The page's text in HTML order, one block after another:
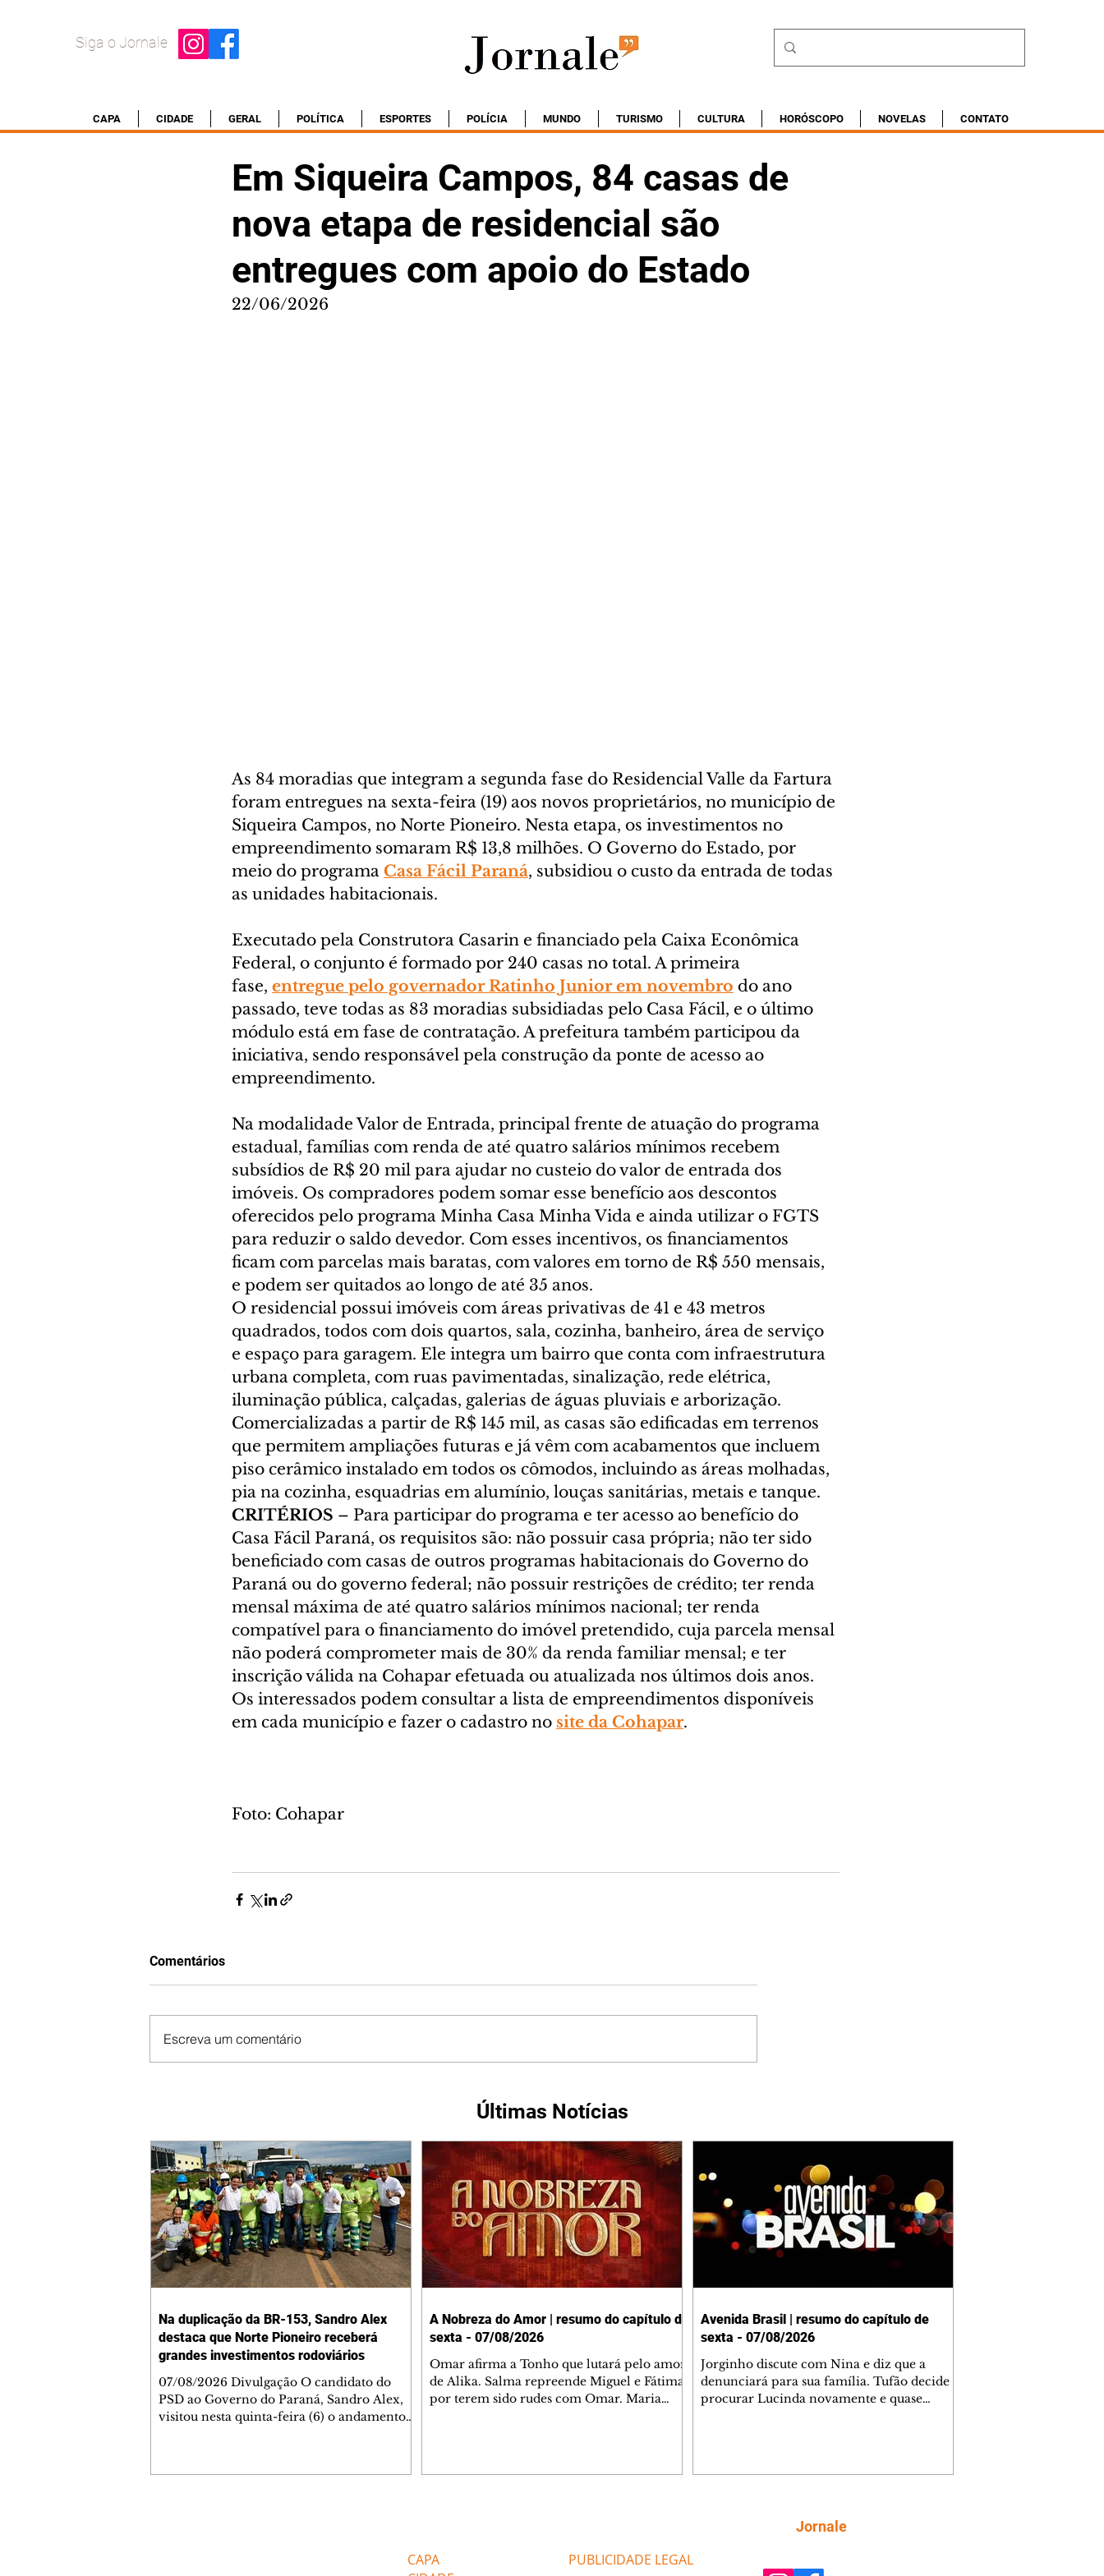
Siga o Jornale
CAPA CIDADE GERAL POLÍTICA ESPORTES POLÍCIA MUNDO TURISMO CULTURA HORÓSCOPO NOVELAS CONTATO
Em Siqueira Campos, 84 casas de
nova etapa de residencial são
entregues com apoio do Estado
22/06/2026
As 84 moradias que integram a segunda fase do Residencial Valle da Fartura
foram entregues na sexta-feira (19) aos novos proprietários, no município de
Siqueira Campos, no Norte Pioneiro. Nesta etapa, os investimentos no
empreendimento somaram R$ 13,8 milhões. O Governo do Estado, por
meio do programa Casa Fácil Paraná, subsidiou o custo da entrada de todas
as unidades habitacionais.
Executado pela Construtora Casarin e financiado pela Caixa Econômica
Federal, o conjunto é formado por 240 casas no total. A primeira
fase, entregue pelo governador Ratinho Junior em novembro do ano
passado, teve todas as 83 moradias subsidiadas pelo Casa Fácil, e o último
módulo está em fase de contratação. A prefeitura também participou da
iniciativa, sendo responsável pela construção da ponte de acesso ao
empreendimento.
Na modalidade Valor de Entrada, principal frente de atuação do programa
estadual, famílias com renda de até quatro salários mínimos recebem
subsídios de R$ 20 mil para ajudar no custeio do valor de entrada dos
imóveis. Os compradores podem somar esse benefício aos descontos
oferecidos pelo programa Minha Casa Minha Vida e ainda utilizar o FGTS
para reduzir o saldo devedor. Com esses incentivos, os financiamentos
ficam com parcelas mais baratas, com valores em torno de R$ 550 mensais,
e podem ser quitados ao longo de até 35 anos.
O residencial possui imóveis com áreas privativas de 41 e 43 metros
quadrados, todos com dois quartos, sala, cozinha, banheiro, área de serviço
e espaço para garagem. Ele integra um bairro que conta com infraestrutura
urbana completa, com ruas pavimentadas, sinalização, rede elétrica,
iluminação pública, calçadas, galerias de águas pluviais e arborização.
Comercializadas a partir de R$ 145 mil, as casas são edificadas em terrenos
que permitem ampliações futuras e já vêm com acabamentos que incluem
piso cerâmico instalado em todos os cômodos, incluindo as áreas molhadas,
pia na cozinha, esquadrias em alumínio, louças sanitárias, metais e tanque.
CRITÉRIOS – Para participar do programa e ter acesso ao benefício do
Casa Fácil Paraná, os requisitos são: não possuir casa própria; não ter sido
beneficiado com casas de outros programas habitacionais do Governo do
Paraná ou do governo federal; não possuir restrições de crédito; ter renda
mensal máxima de até quatro salários mínimos nacional; ter renda
compatível para o financiamento do imóvel pretendido, cuja parcela mensal
não poderá comprometer mais de 30% da renda familiar mensal; e ter
inscrição válida na Cohapar efetuada ou atualizada nos últimos dois anos.
Os interessados podem consultar a lista de empreendimentos disponíveis
em cada município e fazer o cadastro no site da Cohapar.
Foto: Cohapar
Comentários
Escreva um comentário
Últimas Notícias
Na duplicação da BR-153, Sandro Alex
destaca que Norte Pioneiro receberá
grandes investimentos rodoviários
07/08/2026 Divulgação O candidato do
PSD ao Governo do Paraná, Sandro Alex,
visitou nesta quinta-feira (6) o andamento
duplicação contempla 50,6 quilômetros da
A Nobreza do Amor | resumo do capítulo de
sexta - 07/08/2026
Omar afirma a Tonho que lutará pelo amor
de Alika. Salma repreende Miguel e Fátima
por terem sido rudes com Omar. Maria
Kênia reveja sua decisão de se juntar aos
rebel
Avenida Brasil | resumo do capítulo de
sexta - 07/08/2026
Jorginho discute com Nina e diz que a
denunciará para sua família. Tufão decide
procurar Lucinda novamente e quase
passe de Roni por causa de sua sexualidade.
Janaína admite para Jorginho que Lúcio e
CAPA
PUBLICIDADE LEGAL
Jornale